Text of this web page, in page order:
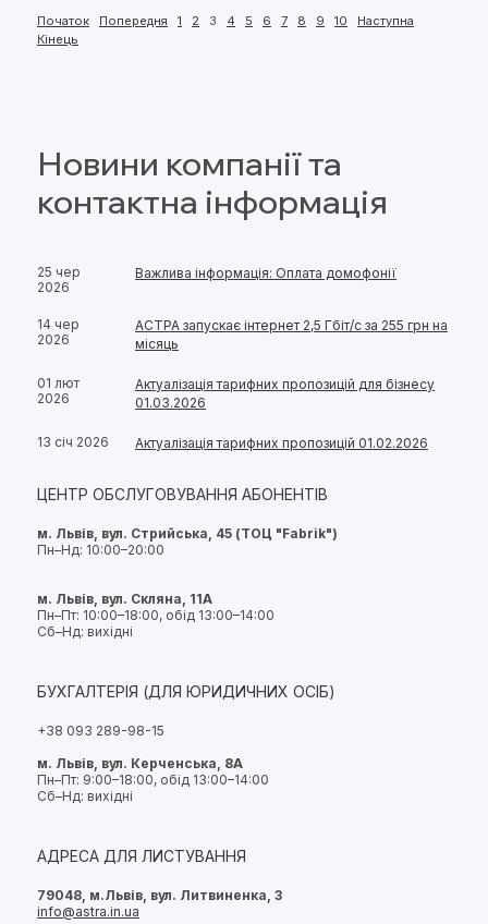
Початок Попередня 1 2 3 4 5 6 7 8 9 10
Наступна
Кінець
Новини компанії та
контактна інформація
25 чер
2026
Важлива інформація: Оплата домофонії
14 чер
2026
АСТРА запускає інтернет 2,5 Гбіт/с за 255 грн на
місяць
01 лют
2026
Актуалізація тарифних пропозицій для бізнесу
01.03.2026
13 січ 2026 Актуалізація тарифних пропозицій 01.02.2026
ЦЕНТР ОБСЛУГОВУВАННЯ АБОНЕНТІВ
м. Львів, вул. Стрийська, 45 (ТОЦ "Fabrik")
Пн–Нд: 10:00–20:00
м. Львів, вул. Скляна, 11А
Пн–Пт: 10:00–18:00, обід 13:00–14:00
Сб–Нд: вихідні
БУХГАЛТЕРІЯ (ДЛЯ ЮРИДИЧНИХ ОСІБ)
+38 093 289-98-15
м. Львів, вул. Керченська, 8А
Пн–Пт: 9:00–18:00, обід 13:00–14:00
Сб–Нд: вихідні
АДРЕСА ДЛЯ ЛИСТУВАННЯ
79048, м.Львів, вул. Литвиненка, 3
info@astra.in.ua